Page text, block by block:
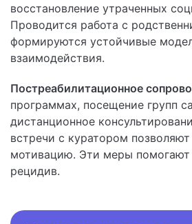
восстановление утраченных
Проводится работа с
формируются устойчивые
взаимодействия.
Постреабилитационное
программах, посещение групп
дистанционное
встречи с куратором позволяют
мотивацию. Эти меры помогают
рецидив.